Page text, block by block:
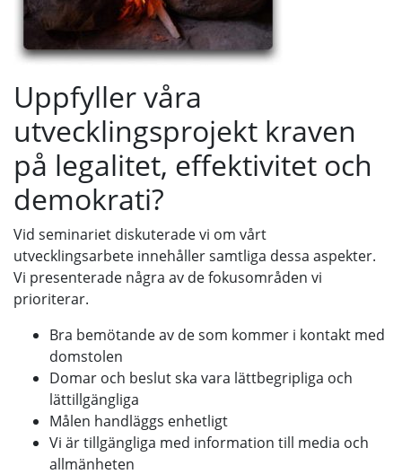
Uppfyller våra
utvecklingsprojekt kraven
på legalitet, effektivitet och
demokrati?
Vid seminariet diskuterade vi om vårt
utvecklingsarbete innehåller samtliga dessa aspekter.
Vi presenterade några av de fokusområden vi
prioriterar.
Bra bemötande av de som kommer i kontakt med
domstolen
Domar och beslut ska vara lättbegripliga och
lättillgängliga
Målen handläggs enhetligt
Vi är tillgängliga med information till media och
allmänheten